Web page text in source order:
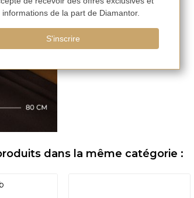
dans la même catégorie :